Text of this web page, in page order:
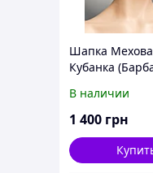
Шапка
Кубанка
бежевая).
В наличии
1 400 грн